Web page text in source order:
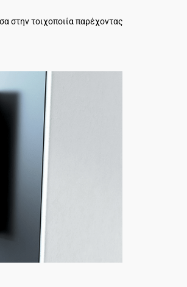
στην τοιχοποιία παρέχοντας